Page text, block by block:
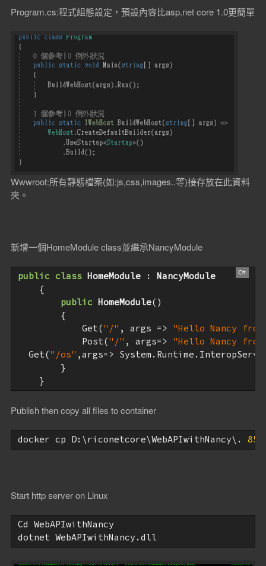
Program.cs:程式組態設定，預設內容比asp.net core 1.0更簡單
Wwwroot:所有靜態檔案(如:js,css,images..等)接存放在此資料
夾。
新增一個HomeModule class並繼承NancyModule
public class HomeModule : NancyModule
    {
public HomeModule( )
{
            Get(
"/" , args => "Hello Nancy
            Post(
"/" , args=> "Hello Nancy
  Get(
"/os" ,args=>
        }
Publish then copy all files to container
docker cp D:\riconetcore\WebAPIwithNancy\.
Start http server on Linux
Cd WebAPIwithNancy